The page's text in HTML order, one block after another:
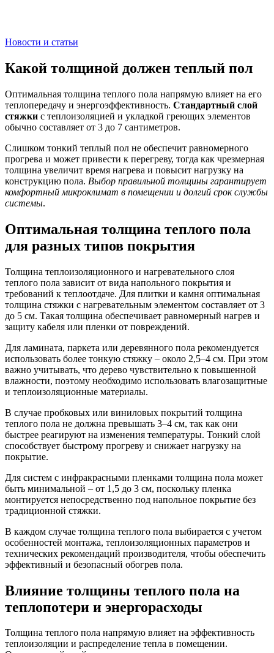
Новости и статьи
Какой толщиной должен теплый пол
Оптимальная толщина теплого пола напрямую влияет на его
теплопередачу и энергоэффективность. Стандартный слой
стяжки с теплоизоляцией и укладкой греющих элементов
обычно составляет от 3 до 7 сантиметров.
Слишком тонкий теплый пол не обеспечит равномерного
прогрева и может привести к перегреву, тогда как чрезмерная
толщина увеличит время нагрева и повысит нагрузку на
конструкцию пола. Выбор правильной толщины гарантирует
комфортный микроклимат в помещении и долгий срок службы
системы.
Оптимальная толщина теплого пола
для разных типов покрытия
Толщина теплоизоляционного и нагревательного слоя
теплого пола зависит от вида напольного покрытия и
требований к теплоотдаче. Для плитки и камня оптимальная
толщина стяжки с нагревательным элементом составляет от 3
до 5 см. Такая толщина обеспечивает равномерный нагрев и
защиту кабеля или пленки от повреждений.
Для ламината, паркета или деревянного пола рекомендуется
использовать более тонкую стяжку – около 2,5–4 см. При этом
важно учитывать, что дерево чувствительно к повышенной
влажности, поэтому необходимо использовать влагозащитные
и теплоизоляционные материалы.
В случае пробковых или виниловых покрытий толщина
теплого пола не должна превышать 3–4 см, так как они
быстрее реагируют на изменения температуры. Тонкий слой
способствует быстрому прогреву и снижает нагрузку на
покрытие.
Для систем с инфракрасными пленками толщина пола может
быть минимальной – от 1,5 до 3 см, поскольку пленка
монтируется непосредственно под напольное покрытие без
традиционной стяжки.
В каждом случае толщина теплого пола выбирается с учетом
особенностей монтажа, теплоизоляционных параметров и
технических рекомендаций производителя, чтобы обеспечить
эффективный и безопасный обогрев пола.
Влияние толщины теплого пола на
теплопотери и энергорасходы
Толщина теплого пола напрямую влияет на эффективность
теплоизоляции и распределение тепла в помещении.